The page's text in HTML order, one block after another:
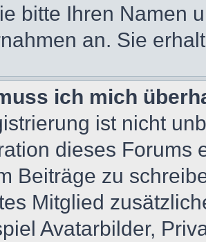
bitte Ihren Namen
an. Sie
ich mich
ist nicht
dieses Forums
Beiträge zu
Mitglied
Avatarbilder,